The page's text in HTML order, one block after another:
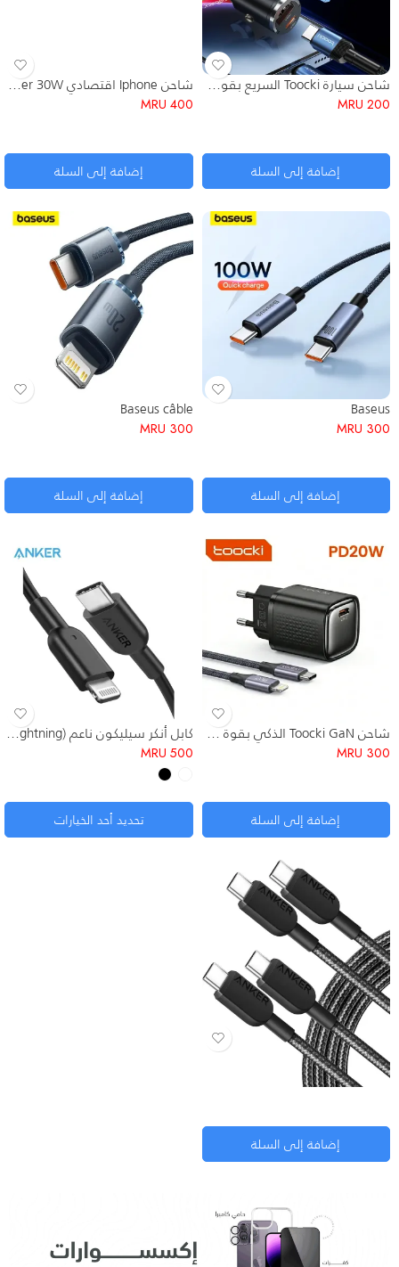
شاحن سيارة Toocki السريع بقوة 30 واط بمنفذين (Type-C & USB-A) مع كابل
200
MRU
إضافة إلى السلة
شاحن Iphone اقتصادي Essager 30W
400
MRU
إضافة إلى السلة
Baseus
300
MRU
إضافة إلى السلة
Baseus câble
300
MRU
إضافة إلى السلة
شاحن Toocki GaN الذكي بقوة 20 واط
300
MRU
إضافة إلى السلة
كابل أنكر سيليكون ناعم (USB-C to Lightning) – مقاوم للتشابك وقوة تحمل 12x
500
MRU
تحديد أحد الخيارات
400
MRU
إضافة إلى السلة